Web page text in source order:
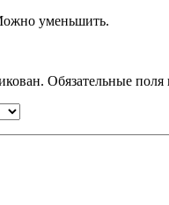
уменьшить.
Обязательные